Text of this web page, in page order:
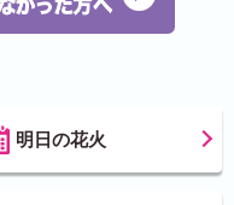
明日の花火